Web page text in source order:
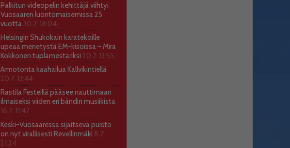
Palkitun videopelin kehittäjä viihtyi
Vuosaaren luontomaisemissa 25
vuotta 30.7. 18:04
Helsingin Shukokain karatekoille
upeaa menetystä EM-kisoissa – Mira
Kokkonen tuplamestariksi 20.7. 13:55
Armotonta kaahailua Kallvikintiellä
20.7. 13:44
Rastila Festeillä pääsee nauttimaan
ilmaiseksi viiden eri bändin musiikista
16.7. 11:47
Keski-Vuosaaressa sijaitseva puisto
on nyt virallisesti Revellinmäki 8.7.
21:24